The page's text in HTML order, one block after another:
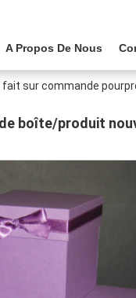
A Propos De Nous
fait sur commande
boîte/produit